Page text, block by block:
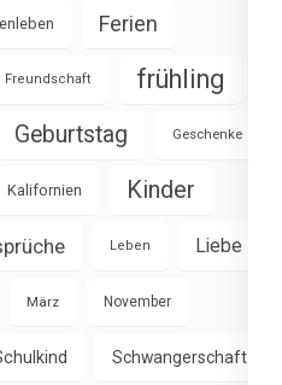
Ferien
Freundschaft frühling
Geburtstag Geschenke
Kalifornien Kinder
Leben Liebe
März November
Schwangerschaft